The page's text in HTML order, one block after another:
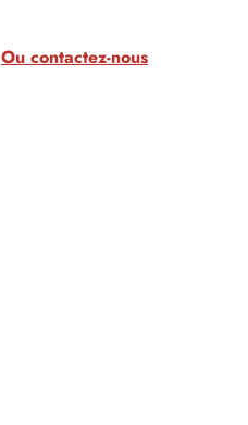
Ou contactez-nous